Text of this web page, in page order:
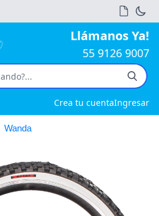
Llámanos Ya!
55 9126 9007
Crea tu cuentaIngresar
Wanda